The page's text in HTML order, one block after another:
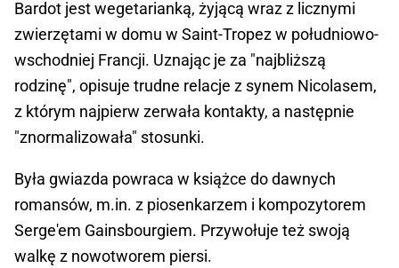
Bardot jest wegetarianką, żyjącą wraz z licznymi
zwierzętami w domu w Saint-Tropez w południowo-
wschodniej Francji. Uznając je za "najbliższą
rodzinę", opisuje trudne relacje z synem Nicolasem,
z którym najpierw zerwała kontakty, a następnie
"znormalizowała" stosunki.
Była gwiazda powraca w książce do dawnych
romansów, m.in. z piosenkarzem i kompozytorem
Serge'em Gainsbourgiem. Przywołuje też swoją
walkę z nowotworem piersi.